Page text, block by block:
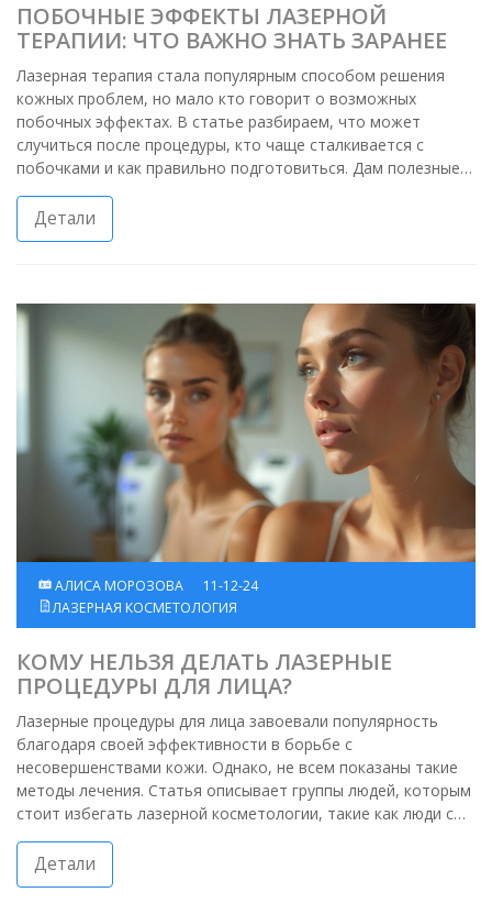
ПОБОЧНЫЕ ЭФФЕКТЫ ЛАЗЕРНОЙ
ТЕРАПИИ: ЧТО ВАЖНО ЗНАТЬ ЗАРАНЕЕ
Лазерная терапия стала популярным способом решения
кожных проблем, но мало кто говорит о возможных
побочных эффектах. В статье разбираем, что может
случиться после процедуры, кто чаще сталкивается с
побочками и как правильно подготовиться. Дам полезные
советы по уходу за кожей после лазера, чтобы сократить
дискомфорт. Расскажу, в каких случаях стоит обратиться к
врачу. Практичные ответы — из первых рук.
Детали
АЛИСА МОРОЗОВА
11-12-24
ЛАЗЕРНАЯ КОСМЕТОЛОГИЯ
КОМУ НЕЛЬЗЯ ДЕЛАТЬ ЛАЗЕРНЫЕ
ПРОЦЕДУРЫ ДЛЯ ЛИЦА?
Лазерные процедуры для лица завоевали популярность
благодаря своей эффективности в борьбе с
несовершенствами кожи. Однако, не всем показаны такие
методы лечения. Статья описывает группы людей, которым
стоит избегать лазерной косметологии, такие как люди с
определёнными заболеваниями и состояниями кожи. Важно
учитывать все риски и особенности здоровья перед
решением о проведении процедуры.
Детали